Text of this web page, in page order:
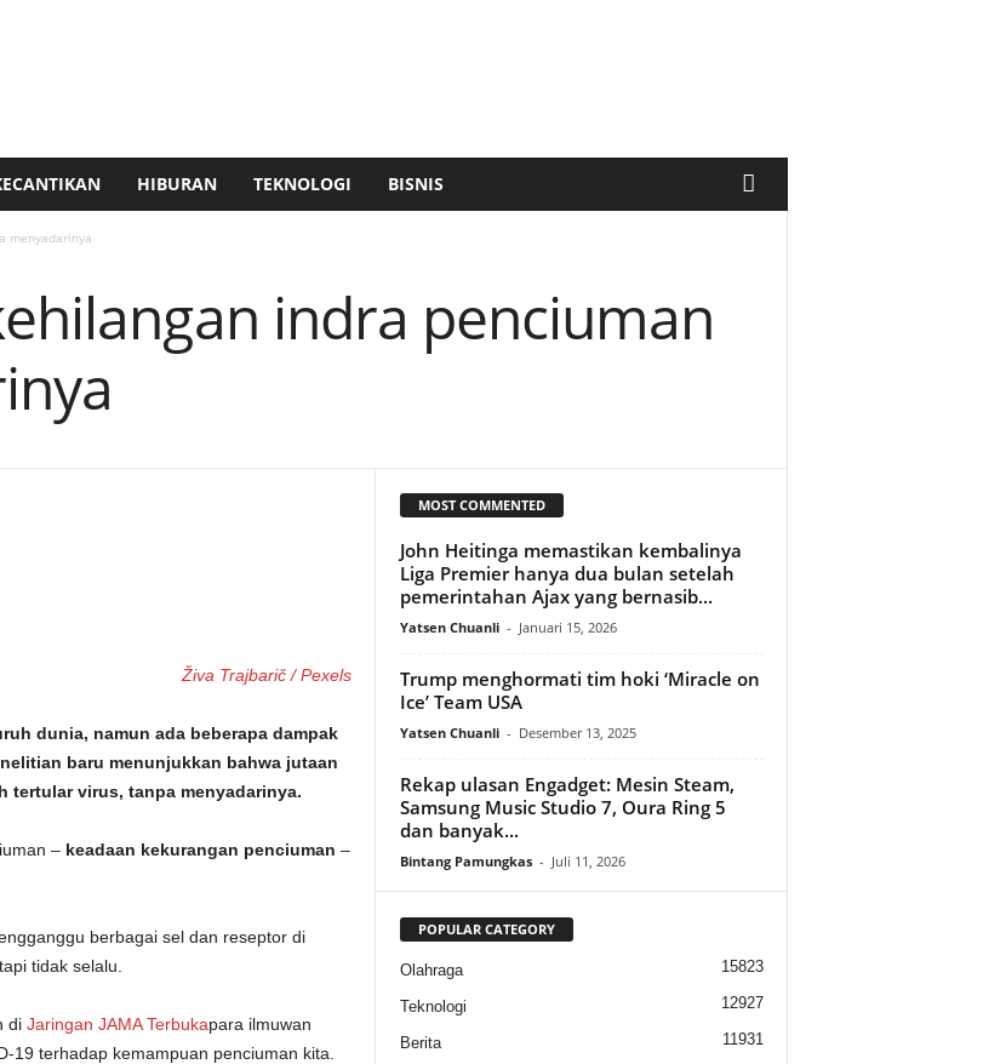
HIBURAN TEKNOLOGI BISNIS
menyadarinya
indra penciuman
Živa Trajbarič / Pexels
dunia, namun ada beberapa dampak
baru menunjukkan bahwa jutaan
tertular virus, tanpa menyadarinya.
– keadaan kekurangan penciuman –
berbagai sel dan reseptor di
tidak selalu.
di Jaringan JAMA Terbukapara ilmuwan
19 terhadap kemampuan penciuman kita.
MOST COMMENTED
John Heitinga memastikan kembalinya
Liga Premier hanya dua bulan setelah
pemerintahan Ajax yang bernasib...
Yatsen Chuanli - Januari 15, 2026
Trump menghormati tim hoki ‘Miracle on
Ice’ Team USA
Yatsen Chuanli - Desember 13, 2025
Rekap ulasan Engadget: Mesin Steam,
Samsung Music Studio 7, Oura Ring 5
dan banyak...
Bintang Pamungkas - Juli 11, 2026
POPULAR CATEGORY
Olahraga 15823
Teknologi 12927
Berita 11931